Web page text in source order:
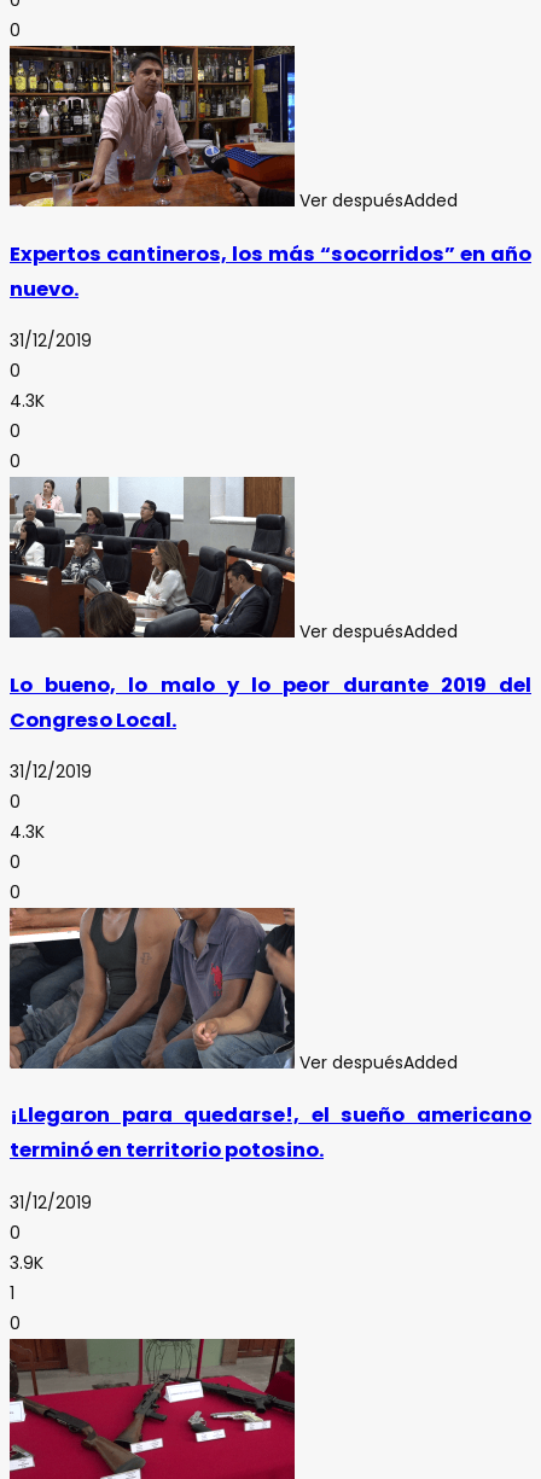
0
Ver despuésAdded
Expertos cantineros, los más “socorridos” en año
nuevo.
31/12/2019
0
4.3K
0
0
Ver despuésAdded
Lo bueno, lo malo y lo peor durante 2019 del
Congreso Local.
31/12/2019
0
4.3K
0
0
Ver despuésAdded
¡Llegaron para quedarse!, el sueño americano
terminó en territorio potosino.
31/12/2019
0
3.9K
1
0